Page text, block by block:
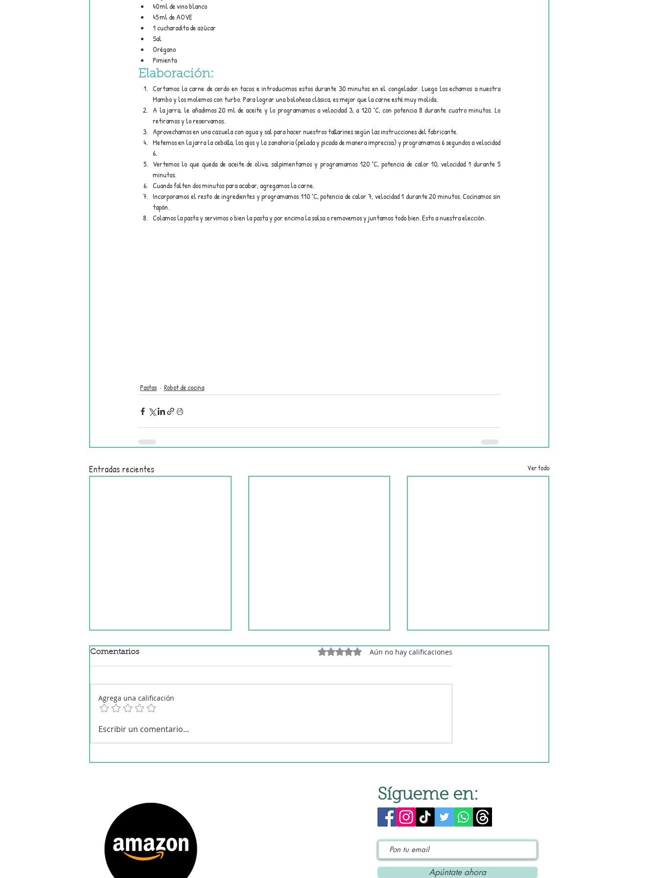
40 ml de vino blanco
45 ml de AOVE
1 cucharadita de azúcar
Sal
Orégano
Pimienta
Elaboración:
Cortamos la carne de cerdo en tacos e introducimos estos durante 30 minutos en el congelador. Luego los echamos a nuestra
Mambo y los molemos con turbo. Para lograr una boloñesa clásica, es mejor que la carne esté muy molida.
A la jarra, le añadimos 20 ml de aceite y lo programamos a velocidad 3, a 120 °C, con potencia 8 durante cuatro minutos. Lo
retiramos y lo reservamos.
Aprovechamos en una cazuela con agua y sal para hacer nuestros tallarines según las instrucciones del fabricante.
Metemos en la jarra la cebolla, los ajos y la zanahoria (pelada y picada de manera imprecisa) y programamos 6 segundos a velocidad
6.
Vertemos lo que queda de aceite de oliva, salpimentamos y programamos 120 °C, potencia de calor 10, velocidad 1 durante 5
minutos.
Cuando falten dos minutos para acabar, agregamos la carne.
Incorporamos el resto de ingredientes y programamos 110 °C, potencia de calor 7, velocidad 1 durante 20 minutos. Cocinamos sin
tapón.
Colamos la pasta y servimos o bien la pasta y por encima la salsa o removemos y juntamos todo bien. Esto a nuestra elección.
Pastas Robot de cocina
Entradas recientes Ver todo
Macarrones naranjas en
Comentarios Obtuvo 0 de 5 estrellas.Aún no hay calificaciones
Agrega una calificación
Escribir un comentario...
Sígueme en:
Apúntate ahora